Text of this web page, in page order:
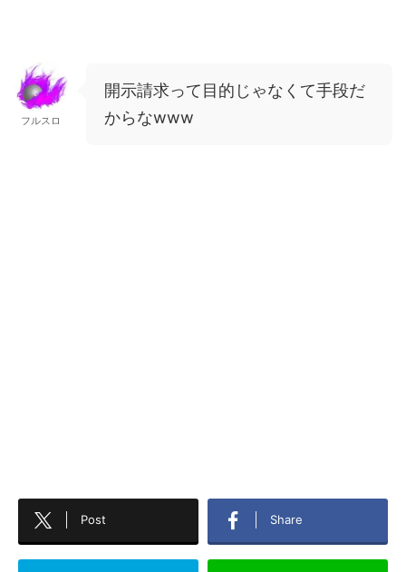
フルスロ
開示請求って目的じゃなくて手段だ
からなwww
Post Share